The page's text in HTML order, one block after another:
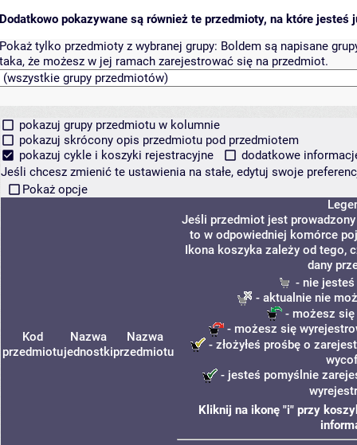
Dodatkowo pokazywane są również te przedmioty, na które jesteś
Pokaż tylko przedmioty z wybranej grupy: Boldem są napisane
taka, że możesz w jej ramach zarejestrować się na przedmiot.
pokazuj grupy przedmiotu w kolumnie
pokazuj skrócony opis przedmiotu pod przedmiotem
pokazuj cykle i koszyki rejestracyjne
dodatkowe
Jeśli chcesz zmienić te ustawienia na stałe, edytuj swoje
Pokaż opcje
Kod
przedmiotu
Nazwa
jednostki
Nazwa
przedmiotu
Jeśli przedmiot jest
to w odpowiedniej komórce
Ikona koszyka zależy od tego,
dany
- nie
- aktualnie nie
- możesz się
- możesz się
- złożyłeś prośbę o
- jesteś pomyślnie
Kliknij na ikonę "i" przy